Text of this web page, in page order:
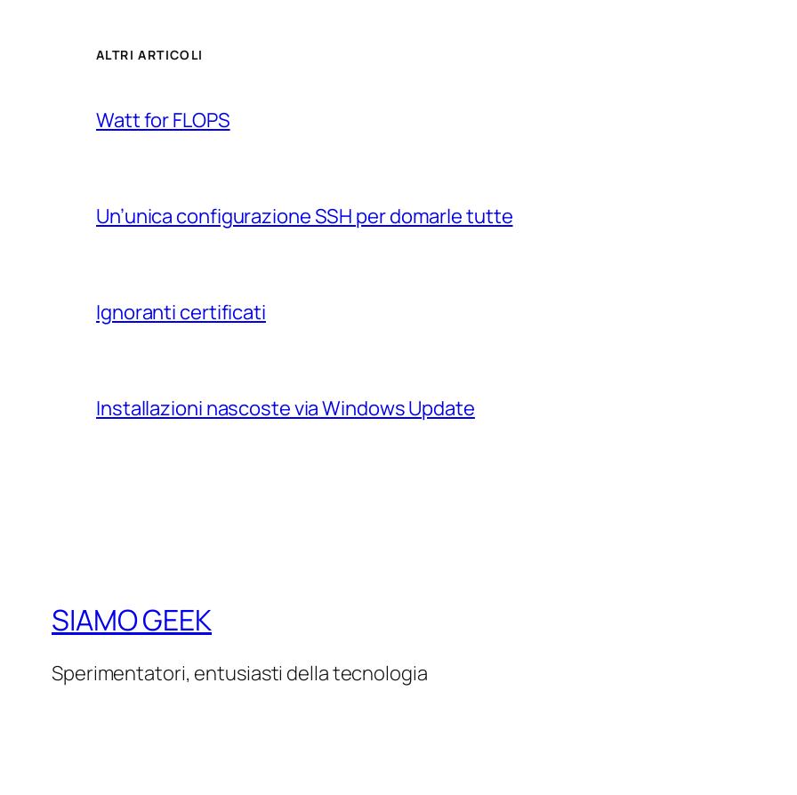
ALTRI ARTICOLI
Watt for FLOPS
Un’unica configurazione SSH per domarle tutte
Ignoranti certificati
Installazioni nascoste via Windows Update
SIAMO GEEK
Sperimentatori, entusiasti della tecnologia